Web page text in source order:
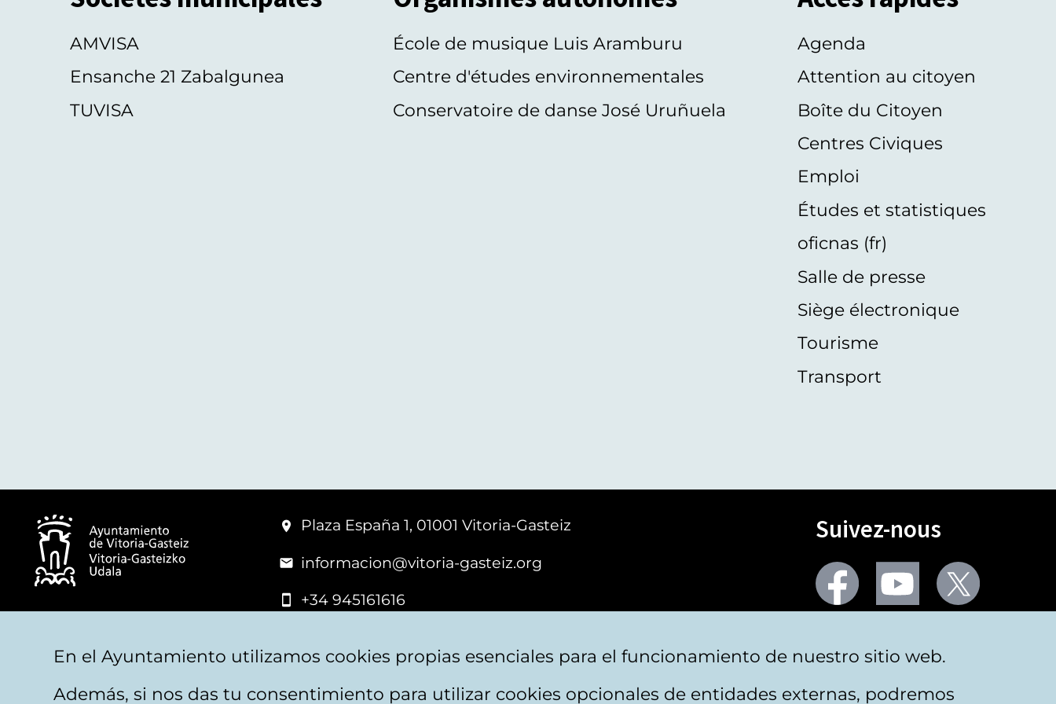
AMVISA
Ensanche 21 Zabalgunea
TUVISA
École de musique Luis Aramburu
Centre d'études environnementales
Conservatoire de danse José Uruñuela
Agenda
Attention au citoyen
Boîte du Citoyen
Centres Civiques
Emploi
Études et statistiques
oficnas (fr)
Salle de presse
Siège électronique
Tourisme
Transport
Plaza España 1, 01001 Vitoria-Gasteiz
informacion@vitoria-gasteiz.org
+34 945161616
Suivez-nous
Facebook Youtube
En el Ayuntamiento utilizamos cookies propias esenciales para el funcionamiento de nuestro sitio web.
Además, si nos das tu consentimiento para utilizar cookies opcionales de entidades externas, podremos